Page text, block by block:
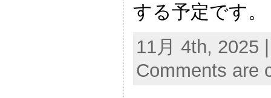
する予定です。
11月 4th, 2025
Comments are